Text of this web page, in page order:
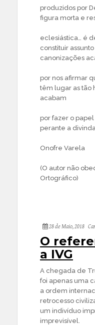
produzidos por
figura morta e
eclesiástica… é
constituir
canonizações
por nos afirmar
têm lugar as tão
acabam
por fazer o
perante a
Onofre Varela
(O autor não
Ortográfico)
28 de Maio, 2018
O
a IVG
A chegada de
foi apenas uma
a ordem
retrocesso
um indivíduo
imprevisível.